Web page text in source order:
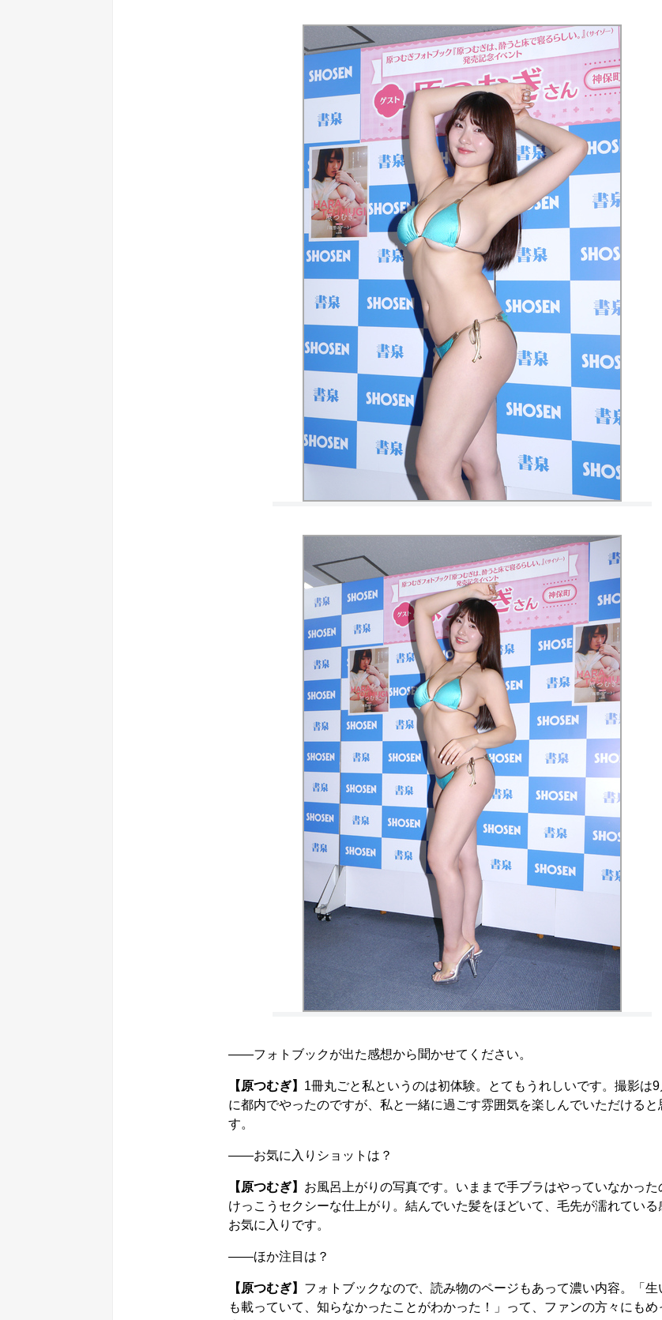
――フォトブックが出た感想から聞かせてください。
【原つむぎ】 1冊丸ごと私というのは初体験。とてもうれしいです。撮影は9
に都内でやったのですが、私と一緒に過ごす雰囲気を楽しんでいただけると
す。
――お気に入りショットは？
【原つむぎ】 お風呂上がりの写真です。いままで手ブラはやっていなかった
けっこうセクシーな仕上がり。結んでいた髪をほどいて、毛先が濡れている
お気に入りです。
――ほか注目は？
【原つむぎ】 フォトブックなので、読み物のページもあって濃い内容。「生
も載っていて、知らなかったことがわかった！」って、ファンの方々にもめ